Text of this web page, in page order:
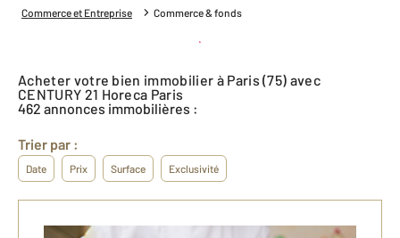
Commerce et Entreprise Commerce & fonds
Créer une alerte
Acheter votre bien immobilier à Paris (75) avec
CENTURY 21 Horeca Paris
462 annonces immobilières :
Trier par :
Date Prix Surface Exclusivité